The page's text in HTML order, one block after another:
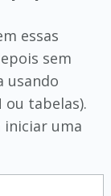
essas
sem
usando
ou tabelas).
uma